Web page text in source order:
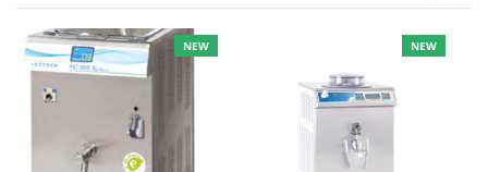
NEW NEW